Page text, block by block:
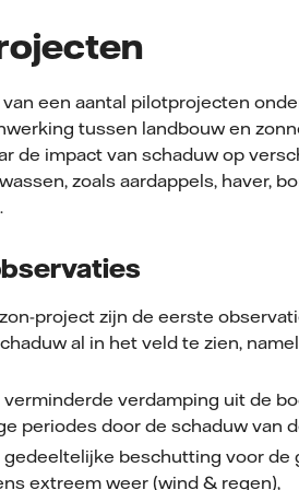
een aantal pilotprojecten
tussen landbouw en
de impact van schaduw op
zoals aardappels, haver,
project zijn de eerste
al in het veld te zien,
verminderde verdamping uit de
periodes door de schaduw van
gedeeltelijke beschutting voor de
extreem weer (wind & regen),